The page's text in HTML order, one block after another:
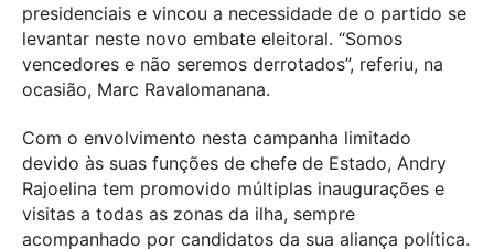
presidenciais e vincou a necessidade de o partido se
levantar neste novo embate eleitoral. “Somos
vencedores e não seremos derrotados”, referiu, na
ocasião, Marc Ravalomanana.
Com o envolvimento nesta campanha limitado
devido às suas funções de chefe de Estado, Andry
Rajoelina tem promovido múltiplas inaugurações e
visitas a todas as zonas da ilha, sempre
acompanhado por candidatos da sua aliança política.